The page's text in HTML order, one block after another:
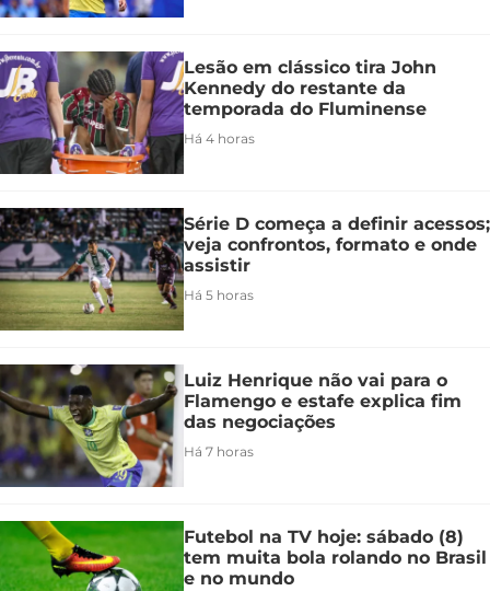
Lesão em clássico tira John
Kennedy do restante da
temporada do Fluminense
Há 4 horas
Série D começa a definir acessos;
veja confrontos, formato e onde
assistir
Há 5 horas
Luiz Henrique não vai para o
Flamengo e estafe explica fim
das negociações
Há 7 horas
Futebol na TV hoje: sábado (8)
tem muita bola rolando no Brasil
e no mundo